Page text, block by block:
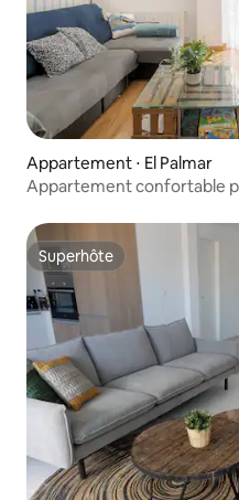
Appartement ⋅ El Palmar
Appartement confortable
Superhôte
Superhôte